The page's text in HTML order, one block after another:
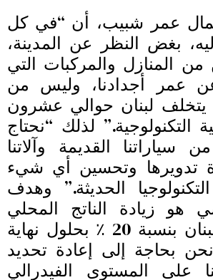
عمر شبيب، أن “في كل
بغض النظر عن المدينة،
من المنازل والمركبات التي
عمر أجدادنا، وليس من
لبنان حوالي عشرون
التكنولوجية.” لذلك “نحتاج
سياراتنا القديمة وآلاتنا
تدويرها وتحسين أي شيء
الحديثة.” وهدف
هو زيادة الناتج المحلي
الإجمالي في لبنان بنسبة 20 ٪ بحلول نهاية
بحاجة إلى إعادة تحديد
على المستوى الفيدرالي